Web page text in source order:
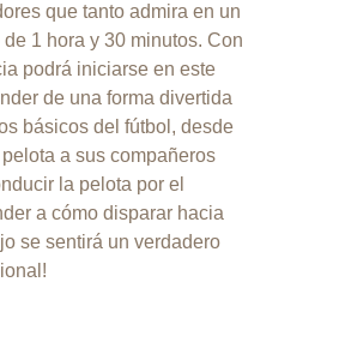
que tanto admira en un
1 hora y 30 minutos. Con
podrá iniciarse en este
de una forma divertida
básicos del fútbol, desde
a sus compañeros
la pelota por el
a cómo disparar hacia
se sentirá un verdadero